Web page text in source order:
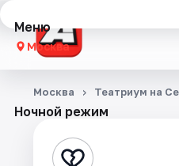
Меню
Москва
Концерты
Стендап
Ночной режим
Москва Театриум на